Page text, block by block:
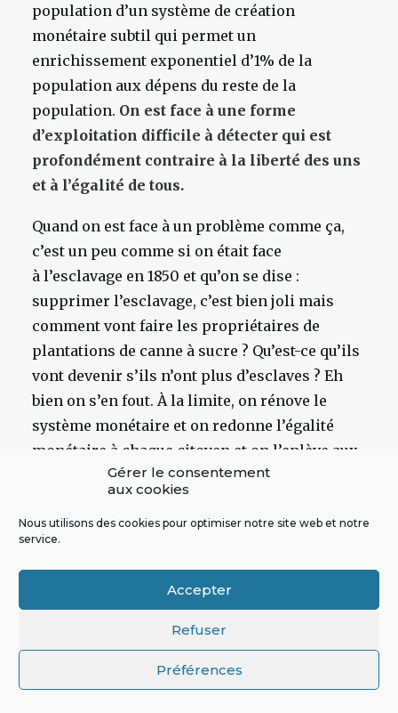
Gérer le consentement
aux cookies
Nous utilisons des cookies pour optimiser notre site web et notre
service.
Accepter
Refuser
Préférences
population d’un système de création
monétaire subtil qui permet un
enrichissement exponentiel d’1% de la
population aux dépens du reste de la
population. On est face à une forme
d’exploitation difficile à détecter qui est
profondément contraire à la liberté des uns
et à l’égalité de tous.
Quand on est face à un problème comme ça,
c’est un peu comme si on était face
à l’esclavage en 1850 et qu’on se dise :
supprimer l’esclavage, c’est bien joli mais
comment vont faire les propriétaires de
plantations de canne à sucre ? Qu’est-ce qu’ils
vont devenir s’ils n’ont plus d’esclaves ? Eh
bien on s’en fout. À la limite, on rénove le
système monétaire et on redonne l’égalité
monétaire à chaque citoyen et on l’enlève aux
privilégiés, ça va faire de l’inflation : eh bien
on s’en fout. La question, c’est de régler un
problème majeur qui est un bug central dans
inimaginables.
Ceci dit, le problème de l’inflation dans un
système pyramidal, c’est que les émetteurs de
la monnaie savent exactement dans quel
secteur la monnaie injectée va être supérieure